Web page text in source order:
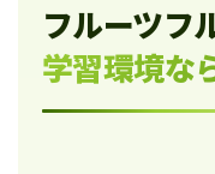
フルーツフ
学習環境な